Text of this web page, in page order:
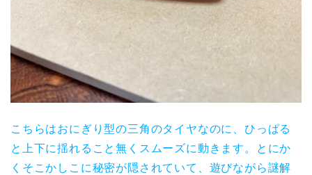
こちらはおにぎり型の三角のタイヤなのに、ひっぱる
と上下に揺れること無くスムーズに動きます。とにか
くそこかしこに秘密が隠されていて、遊びながら謎解